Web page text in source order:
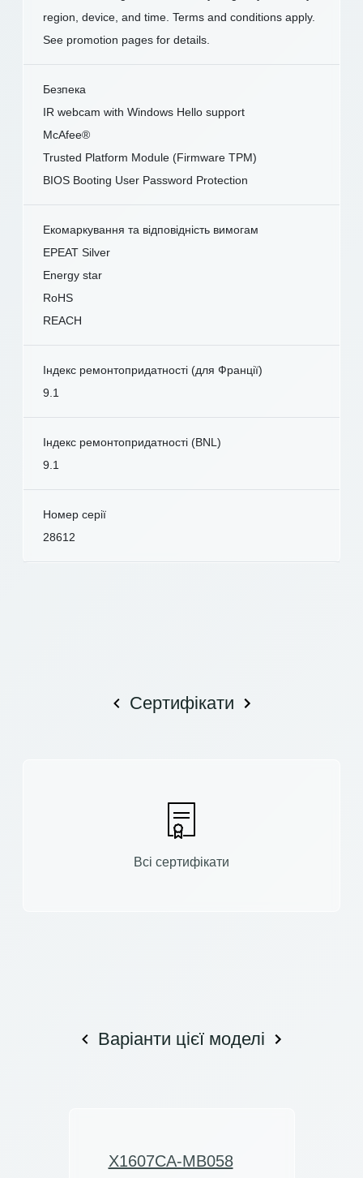
region, device, and time. Terms and conditions apply.
See promotion pages for details.
Безпека
IR webcam with Windows Hello support
McAfee®
Trusted Platform Module (Firmware TPM)
BIOS Booting User Password Protection
Екомаркування та відповідність вимогам
EPEAT Silver
Energy star
RoHS
REACH
Індекс ремонтопридатності (для Франції)
9.1
Індекс ремонтопридатності (BNL)
9.1
Номер серії
28612
Сертифікати
Всі сертифікати
Варіанти цієї моделі
X1607CA-MB058